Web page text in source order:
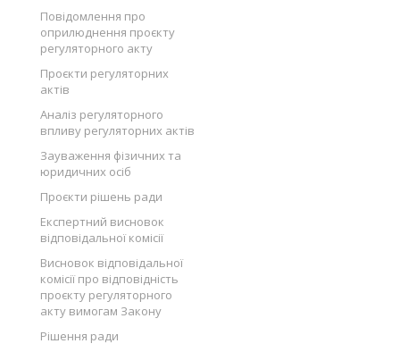
Повідомлення про
оприлюднення проєкту
регуляторного акту
Проєкти регуляторних
актів
Аналіз регуляторного
впливу регуляторних актів
Зауваження фізичних та
юридичних осіб
Проєкти рішень ради
Експертний висновок
відповідальної комісії
Висновок відповідальної
комісії про відповідність
проєкту регуляторного
акту вимогам Закону
Рішення ради